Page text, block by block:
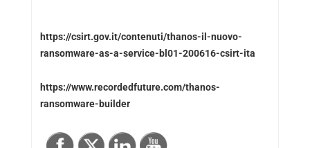
https://csirt.gov.it/contenuti/thanos-il-nuovo-
ransomware-as-a-service-bl01-200616-csirt-ita
https://www.recordedfuture.com/thanos-
ransomware-builder